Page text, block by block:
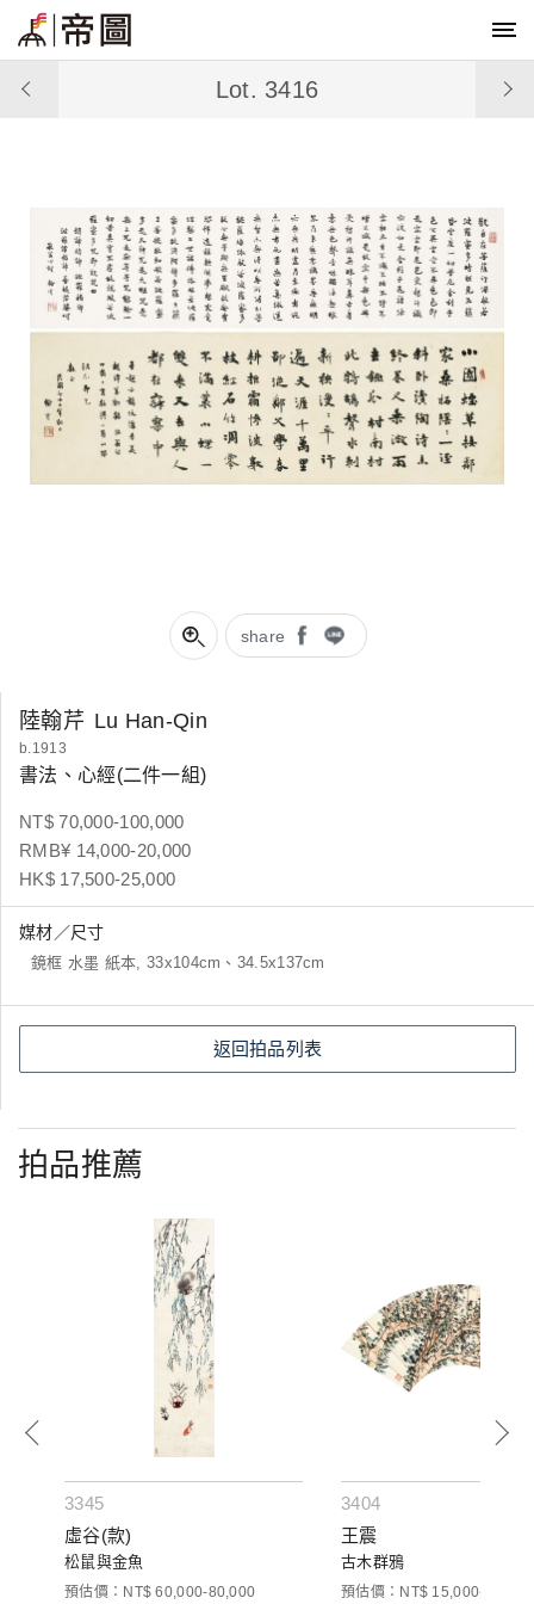
share
Lot. 3416
陸翰芹 Lu Han-Qin
b.1913
書法、心經(二件一組)
NT$ 70,000-100,000
RMB¥ 14,000-20,000
HK$ 17,500-25,000
媒材／尺寸
鏡框 水墨 紙本, 33x104cm、34.5x137cm
返回拍品列表
拍品推薦
3345
虛谷(款)
松鼠與金魚
預估價：NT$ 60,000-80,000
3404
王震
古木群鴉
預估價：NT$ 15,000-35,000